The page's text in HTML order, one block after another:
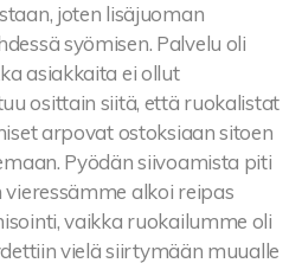
joten lisäjuoman
syömisen. Palvelu oli
asiakkaita ei ollut
osittain siitä, että ruokalistat
arpovat ostoksiaan sitoen
Pyödän siivoamista piti
alkoi reipas
vaikka ruokailumme oli
vielä siirtymään muualle